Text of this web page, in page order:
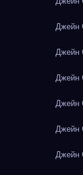
Джейн
Джейн
Джейн
Джейн
Джейн
Джейн